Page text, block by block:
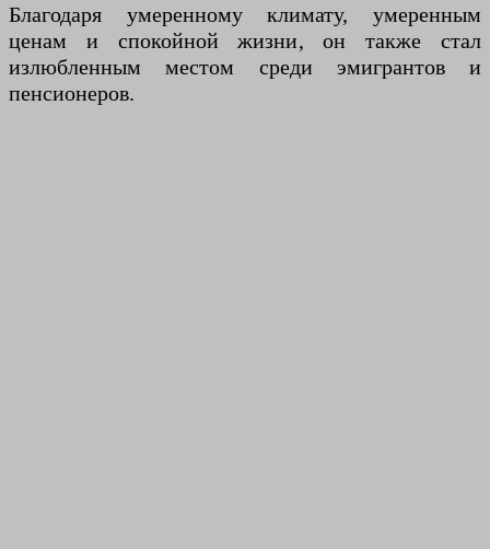
Благодаря умеренному климату, умеренным
ценам и спокойной жизни, он также стал
излюбленным местом среди эмигрантов и
пенсионеров.